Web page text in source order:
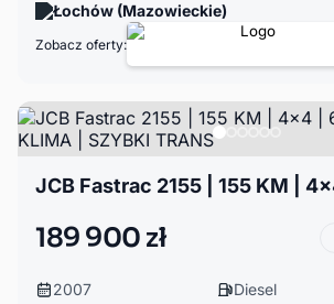
Łochów (Mazowieckie)
Zobacz oferty:
189 900 zł
2007
Diesel